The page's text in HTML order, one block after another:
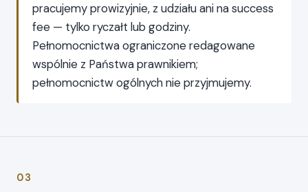
pracujemy prowizyjnie, z udziału ani na success
fee — tylko ryczałt lub godziny.
Pełnomocnictwa ograniczone redagowane
wspólnie z Państwa prawnikiem;
pełnomocnictw ogólnych nie przyjmujemy.
03